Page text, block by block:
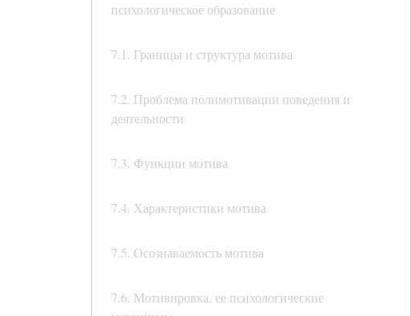
психологическое образование
7.1. Границы и структура мотива
7.2. Проблема полимотивации поведения и
деятельности
7.3. Функции мотива
7.4. Характеристики мотива
7.5. Осознаваемость мотива
7.6. Мотивировка, ее психологические